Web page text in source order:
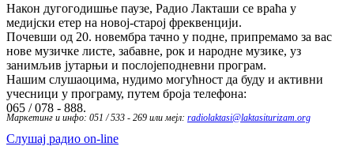
Након дугогодишње паузе, Радио Лакташи се враћа у
медијски етер на новој-старој фреквенцији.
Почевши од 20. новембра тачно у подне, припремамо за вас
нове музичке листе, забавне, рок и народне музике, уз
занимљив јутарњи и послојеподневни програм.
Нашим слушаоцима, нудимо могућност да буду и активни
учесници у програму, путем броја телефона:
065 / 078 - 888.
Маркетинг и инфо: 051 / 533 - 269 или мејл: radiolaktasi@laktasiturizam.org
Слушај радио on-line